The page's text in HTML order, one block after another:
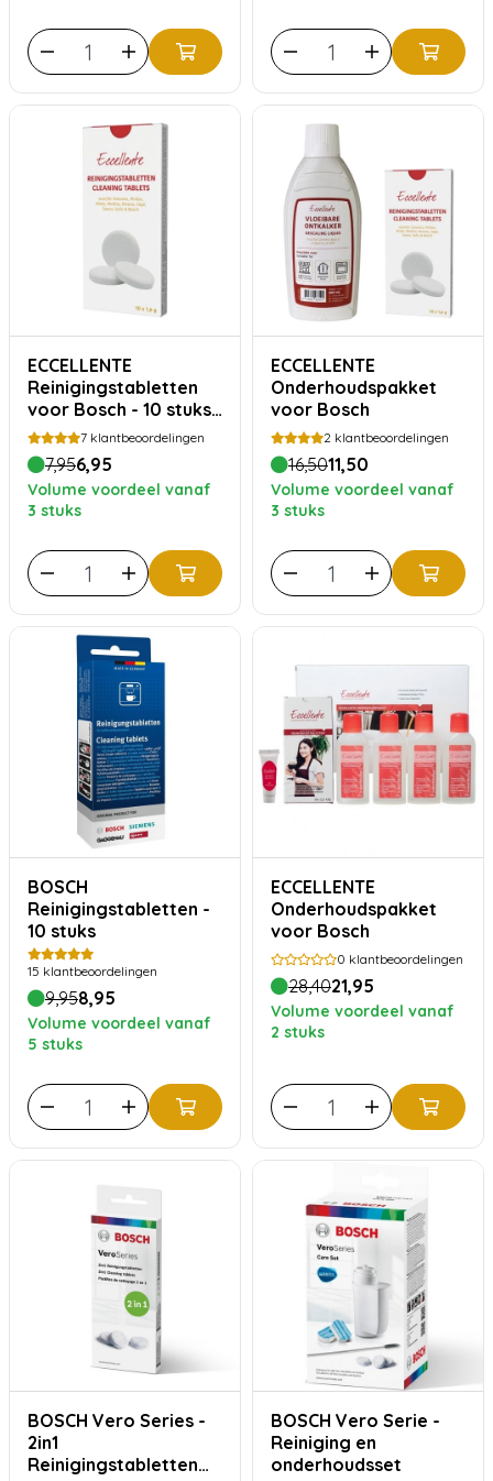
ECCELLENTE
Reinigingstabletten
voor Bosch - 10 stuks
TCZ8001 | TCZ6001
7 klantbeoordelingen
7,956,95
Volume voordeel vanaf
3 stuks
ECCELLENTE
Onderhoudspakket
voor Bosch
2 klantbeoordelingen
16,5011,50
Volume voordeel vanaf
3 stuks
BOSCH
Reinigingstabletten -
10 stuks
15 klantbeoordelingen
9,958,95
Volume voordeel vanaf
5 stuks
ECCELLENTE
Onderhoudspakket
voor Bosch
0 klantbeoordelingen
28,4021,95
Volume voordeel vanaf
2 stuks
BOSCH Vero Series -
2in1
Reinigingstabletten
BOSCH Vero Serie -
Reiniging en
onderhoudsset